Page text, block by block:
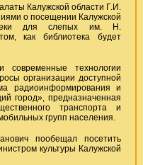
Калужской области Г.И.
о посещении Калужской
для слепых им. Н.
как библиотека будет
современные технологии
организации доступной
радиоинформирования и
город», предназначенная
транспорта и
групп населения.
пообещал посетить
культуры Калужской